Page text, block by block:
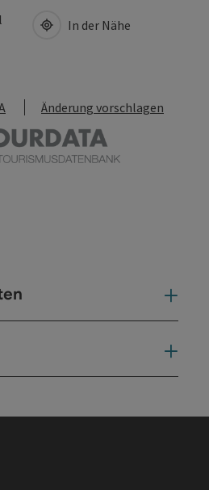
In der Nähe
Änderung vorschlagen